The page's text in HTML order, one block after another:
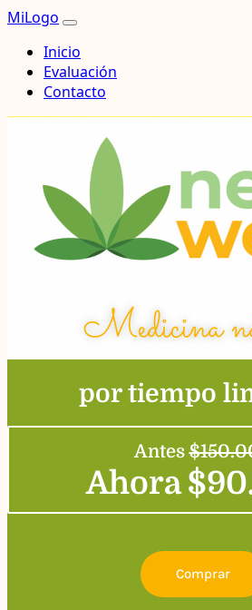
MiLogo
Inicio
Evaluación
Contacto
Medicina
por tiempo
Antes
Ahora
Comprar